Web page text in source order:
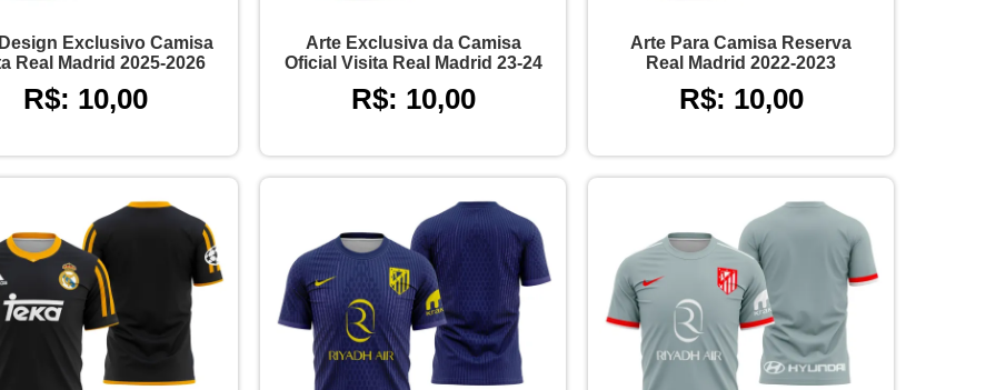
Exclusivo Camisa
Real Madrid 2025-2026
R$: 10,00
Arte Exclusiva da Camisa
Oficial Visita Real Madrid 23-24
R$: 10,00
Arte Para Camisa Reserva
Real Madrid 2022-2023
R$: 10,00